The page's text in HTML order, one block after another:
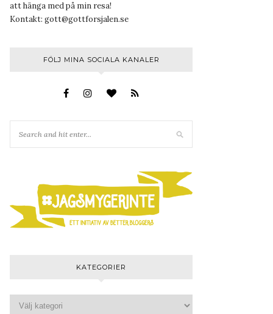
att hänga med på min resa!
Kontakt: gott@gottforsjalen.se
FÖLJ MINA SOCIALA KANALER
KATEGORIER